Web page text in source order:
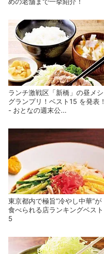
ランチ激戦区「新橋」の昼メシ
グランプリ！ベスト15 を発表！
- おとなの週末公...
東京都内で極旨”冷やし中華”が
食べられる店ランキングベスト
5